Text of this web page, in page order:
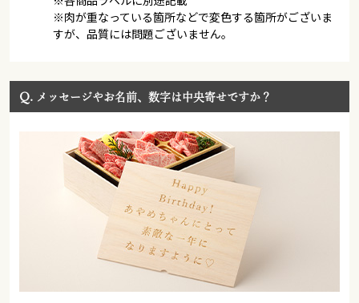
※肉が重なっている箇所などで変色する箇所がございま
すが、品質には問題ございません。
Q. メッセージやお名前、数字は中央寄せですか？